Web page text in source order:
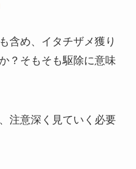
含め、イタチザメ獲り
？そもそも駆除に意味
注意深く見ていく必要